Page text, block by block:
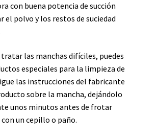
con buena potencia de succión
el polvo y los restos de suciedad
tratar las manchas difíciles, puedes
especiales para la limpieza de
las instrucciones del fabricante
sobre la mancha, dejándolo
unos minutos antes de frotar
un cepillo o paño.